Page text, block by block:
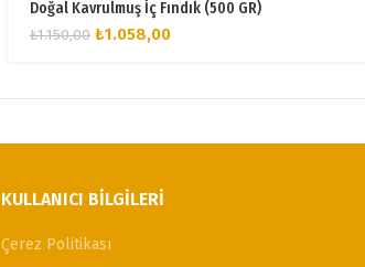
Doğal Kavrulmuş İç Fındık (500 GR)
₺1.150,00 Orijinal
₺1.058,00Şu
₺1.058,00.
KULLANICI BILGILERI
Çerez Politikası